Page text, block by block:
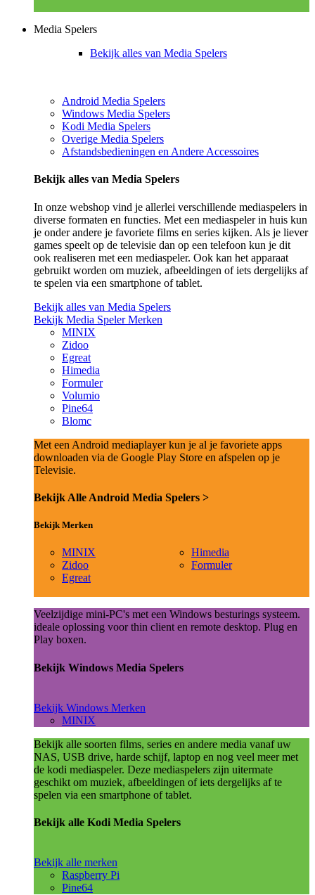
Media Spelers
Bekijk alles van Media Spelers
Android Media Spelers
Windows Media Spelers
Kodi Media Spelers
Overige Media Spelers
Afstandsbedieningen en Andere Accessoires
Bekijk alles van Media Spelers
In onze webshop vind je allerlei verschillende mediaspelers in
diverse formaten en functies. Met een mediaspeler in huis kun
je onder andere je favoriete films en series kijken. Als je liever
games speelt op de televisie dan op een telefoon kun je dit
ook realiseren met een mediaspeler. Ook kan het apparaat
gebruikt worden om muziek, afbeeldingen of iets dergelijks af
te spelen via een smartphone of tablet.
Bekijk alles van Media Spelers
Bekijk Media Speler Merken
MINIX
Zidoo
Egreat
Himedia
Formuler
Volumio
Pine64
Blomc
Met een Android mediaplayer kun je al je favoriete apps
downloaden via de Google Play Store en afspelen op je
Televisie.
Bekijk Alle Android Media Spelers >
Bekijk Merken
MINIX
Zidoo
Egreat
Himedia
Formuler
Veelzijdige mini-PC's met een Windows besturings systeem.
ideale oplossing voor thin client en remote desktop. Plug en
Play boxen.
Bekijk Windows Media Spelers
Bekijk Windows Merken
MINIX
Bekijk alle soorten films, series en andere media vanaf uw
NAS, USB drive, harde schijf, laptop en nog veel meer met
de kodi mediaspeler. Deze mediaspelers zijn uitermate
geschikt om muziek, afbeeldingen of iets dergelijks af te
spelen via een smartphone of tablet.
Bekijk alle Kodi Media Spelers
Bekijk alle merken
Raspberry Pi
Pine64